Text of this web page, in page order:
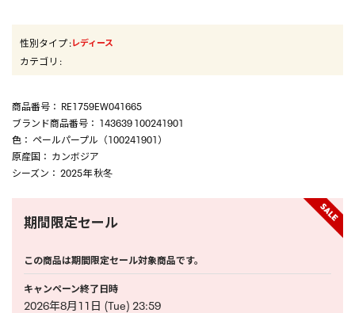
性別タイプ:レディース
カテゴリ :
商品番号 ： RE1759EW041665
ブランド商品番号 ： 143639 100241901
色 ： ペールパープル（100241901）
原産国 ： カンボジア
シーズン ： 2025年 秋冬
期間限定セール
この商品は期間限定セール対象商品です。
キャンペーン終了日時
2026年8月11日 (Tue) 23:59